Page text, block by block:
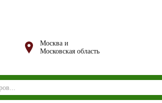
Москва и
Московская область